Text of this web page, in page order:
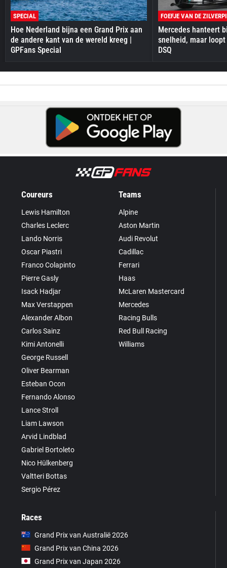
SPECIAL
Hoe Nederland bijna een Grand Prix aan
de andere kant van de wereld kreeg |
GPFans Special
FOEFJE VAN DE
Mercedes hanteert
snelheid, maar
DSQ
Coureurs
Lewis Hamilton
Charles Leclerc
Lando Norris
Oscar Piastri
Franco Colapinto
Pierre Gasly
Isack Hadjar
Max Verstappen
Alexander Albon
Carlos Sainz
Kimi Antonelli
George Russell
Oliver Bearman
Esteban Ocon
Fernando Alonso
Lance Stroll
Liam Lawson
Arvid Lindblad
Gabriel Bortoleto
Nico Hülkenberg
Valtteri Bottas
Sergio Pérez
Teams
Alpine
Aston Martin
Audi Revolut
Cadillac
Ferrari
Haas
McLaren Mastercard
Mercedes
Racing Bulls
Red Bull Racing
Williams
Races
Grand Prix van Australië 2026
Grand Prix van China 2026
Grand Prix van Japan 2026